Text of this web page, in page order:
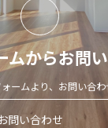
ムからお問
ームより、お問い合わ
問い合わせ